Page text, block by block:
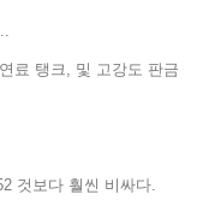
료 탱크, 및 고강도 판금
것보다 훨씬 비싸다.